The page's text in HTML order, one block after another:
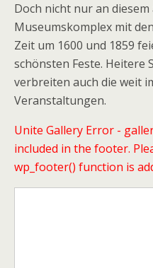
Doch nicht nur an
Museumskomplex mit
Zeit um 1600 und 1859
schönsten Feste. Heitere
verbreiten auch die weit
Veranstaltungen.
Unite Gallery Error -
included in the footer.
wp_footer() function is